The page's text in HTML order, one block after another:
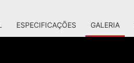
ESPECIFICAÇÕES GALERIA